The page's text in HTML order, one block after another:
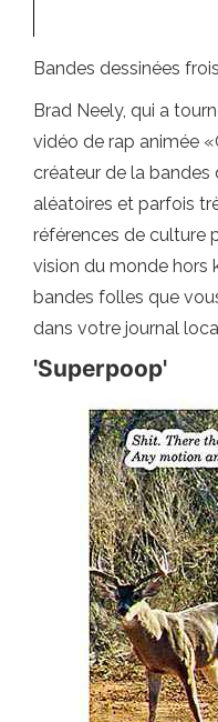
Bandes dessinées
Brad Neely, qui a
vidéo de rap animée
créateur de la
aléatoires et parfois
références de culture
vision du monde hors
bandes folles que
dans votre journal
'Superpoop'